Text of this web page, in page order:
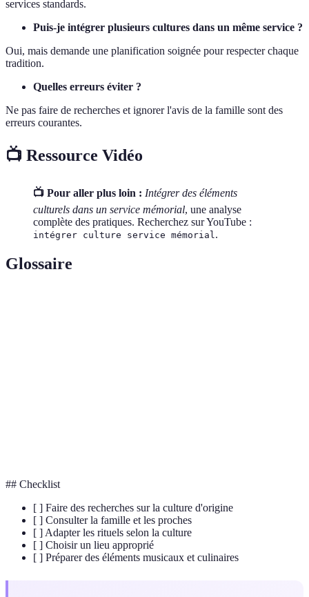
services standards.
Puis-je intégrer plusieurs cultures dans un même service ?
Oui, mais demande une planification soignée pour respecter chaque
tradition.
Quelles erreurs éviter ?
Ne pas faire de recherches et ignorer l'avis de la famille sont des
erreurs courantes.
📺 Ressource Vidéo
📺 Pour aller plus loin : Intégrer des éléments
culturels dans un service mémorial, une analyse
complète des pratiques. Recherchez sur YouTube :
intégrer culture service mémorial.
Glossaire
## Checklist
[ ] Faire des recherches sur la culture d'origine
[ ] Consulter la famille et les proches
[ ] Adapter les rituels selon la culture
[ ] Choisir un lieu approprié
[ ] Préparer des éléments musicaux et culinaires